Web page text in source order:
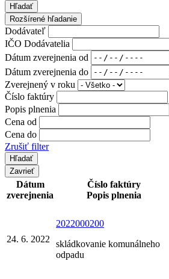
Hľadať
Rozšírené hľadanie
Dodávateľ
IČO Dodávatelia
Dátum zverejnenia od
Dátum zverejnenia do
Zverejnený v roku
Číslo faktúry
Popis plnenia
Cena od
Cena do
Zrušiť filter
Zavrieť
Dátum
zverejnenia
Číslo faktúry
Popis plnenia
24. 6. 2022
2022000200
skládkovanie komunálneho
odpadu